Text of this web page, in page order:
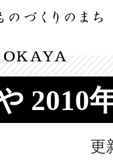
2010
更